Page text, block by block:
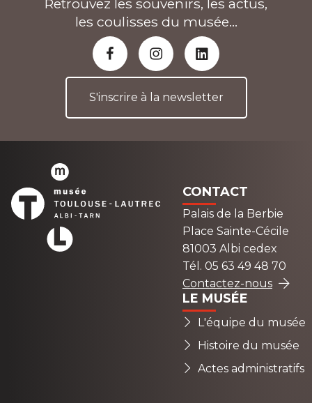
Retrouvez les souvenirs, les actus,
les coulisses du musée...
S'inscrire à la newsletter
CONTACT
Palais de la Berbie
Place Sainte-Cécile
81003 Albi cedex
Tél. 05 63 49 48 70
Contactez-nous
LE MUSÉE
L'équipe du musée
Histoire du musée
Actes administratifs